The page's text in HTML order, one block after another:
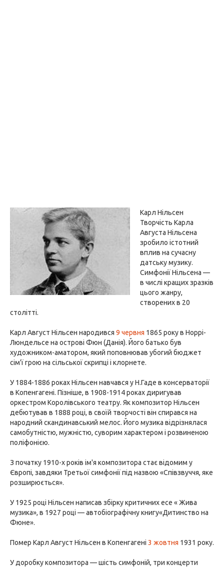
Карл Нільсен
Творчість Карла
Августа Нільсена
зробило істотний
вплив на сучасну
датську музику.
Симфонії Нільсена —
в числі кращих зразків
цього жанру,
створених в 20
столітті.
Карл Август Нільсен народився 9 червня 1865 року в Норрі-
Люндельсе на острові Фюн (Данія). Його батько був
художником-аматором, який поповнював убогий бюджет
сім'ї грою на сільської скрипці і клорнете.
У 1884-1886 роках Нільсен навчався у Н.Гаде в консерваторії
в Копенгагені. Пізніше, в 1908-1914 роках диригував
оркестром Королівського театру. Як композитор Нільсен
дебютував в 1888 році, в своїй творчості він спирався на
народний скандинавський мелос. Його музика відрізнялася
самобутністю, мужністю, суворим характером і розвиненою
поліфонією.
З початку 1910-х років ім'я композитора стає відомим у
Європі, завдяки Третьої симфонії під назвою «Співзвуччя, яке
розширюється».
У 1925 році Нільсен написав збірку критичних есе « Жива
музика», в 1927 році — автобіографічну книгу«Дитинство на
Фюне».
Помер Карл Август Нільсен в Копенгагені 3 жовтня 1931 року.
У доробку композитора — шість симфоній, три концерти